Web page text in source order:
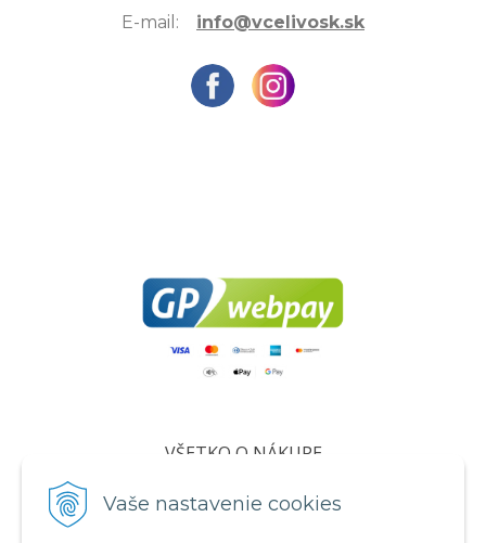
Vaše nastavenie cookies
E-mail: info@vcelivosk.sk
VŠETKO O NÁKUPE
Certifikáty